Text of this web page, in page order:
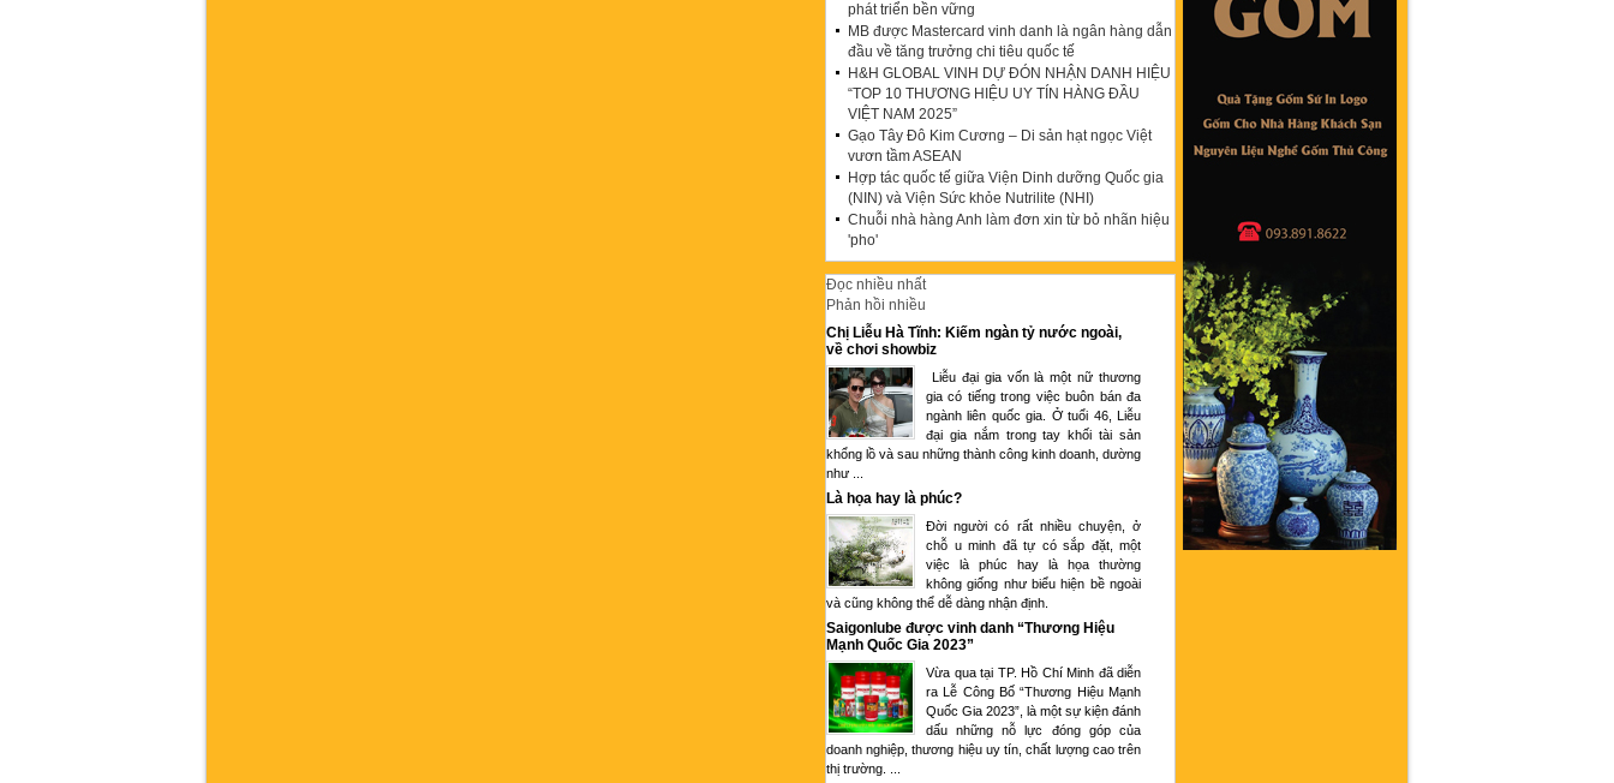
phát triển bền vững
MB được Mastercard vinh danh là ngân hàng dẫn
đầu về tăng trưởng chi tiêu quốc tế
H&H GLOBAL VINH DỰ ĐÓN NHẬN DANH HIỆU
“TOP 10 THƯƠNG HIỆU UY TÍN HÀNG ĐẦU
VIỆT NAM 2025”
Gạo Tây Đô Kim Cương – Di sản hạt ngọc Việt
vươn tầm ASEAN
Hợp tác quốc tế giữa Viện Dinh dưỡng Quốc gia
(NIN) và Viện Sức khỏe Nutrilite (NHI)
Chuỗi nhà hàng Anh làm đơn xin từ bỏ nhãn hiệu
'pho'
Đọc nhiều nhất
Phản hồi nhiều
Chị Liễu Hà Tĩnh: Kiếm ngàn tỷ nước ngoài,
về chơi showbiz
Liễu đại gia vốn là một nữ thương
gia có tiếng trong việc buôn bán đa
ngành liên quốc gia. Ở tuổi 46, Liễu
đại gia nắm trong tay khối tài sản
khổng lồ và sau những thành công kinh doanh, dường
như ...
Là họa hay là phúc?
Đời người có rất nhiều chuyện, ở
chỗ u minh đã tự có sắp đặt, một
việc là phúc hay là họa thường
không giống như biểu hiện bề ngoài
và cũng không thể dễ dàng nhận định.
Saigonlube được vinh danh “Thương Hiệu
Mạnh Quốc Gia 2023”
Vừa qua tại TP. Hồ Chí Minh đã diễn
ra Lễ Công Bố “Thương Hiệu Mạnh
Quốc Gia 2023”, là một sự kiện đánh
dấu những nỗ lực đóng góp của
doanh nghiệp, thương hiệu uy tín, chất lượng cao trên
thị trường. ...